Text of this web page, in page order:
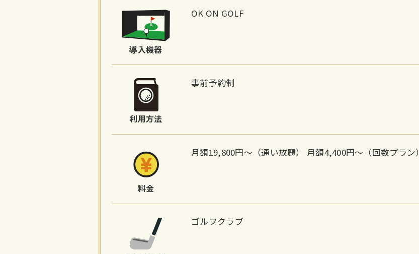
導入機器
OK ON GOLF
利用方法
事前予約制
料金
月額19,800円〜（通い放題） 月額4,400円〜（回数プラン）
ゴルフクラブ